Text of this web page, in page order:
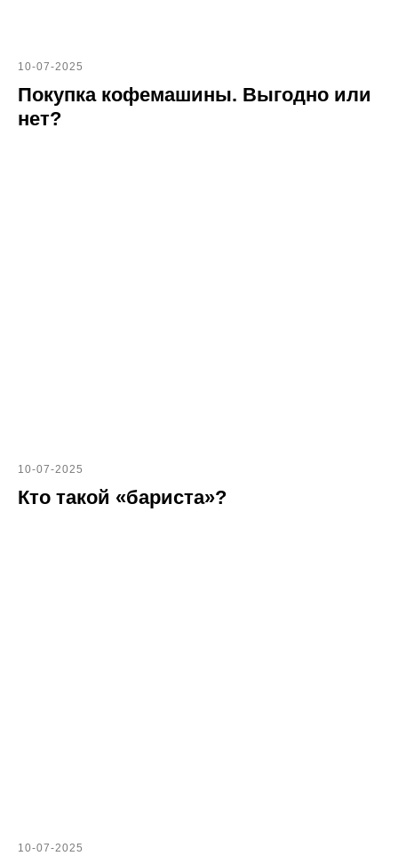
10-07-2025
Покупка кофемашины. Выгодно или
нет?
10-07-2025
Кто такой «бариста»?
10-07-2025